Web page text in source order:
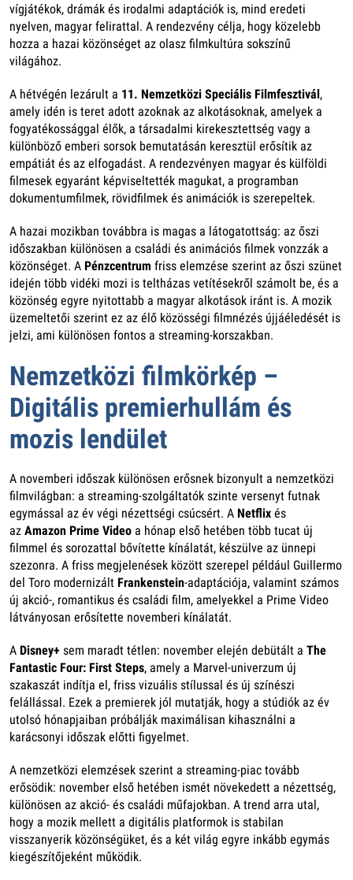
vígjátékok, drámák és irodalmi adaptációk is, mind eredeti
nyelven, magyar felirattal. A rendezvény célja, hogy közelebb
hozza a hazai közönséget az olasz filmkultúra sokszínű
világához.
A hétvégén lezárult a 11. Nemzetközi Speciális Filmfesztivál,
amely idén is teret adott azoknak az alkotásoknak, amelyek a
fogyatékossággal élők, a társadalmi kirekesztettség vagy a
különböző emberi sorsok bemutatásán keresztül erősítik az
empátiát és az elfogadást. A rendezvényen magyar és külföldi
filmesek egyaránt képviseltették magukat, a programban
dokumentumfilmek, rövidfilmek és animációk is szerepeltek.
A hazai mozikban továbbra is magas a látogatottság: az őszi
időszakban különösen a családi és animációs filmek vonzzák a
közönséget. A Pénzcentrum friss elemzése szerint az őszi szünet
idején több vidéki mozi is teltházas vetítésekről számolt be, és a
közönség egyre nyitottabb a magyar alkotások iránt is. A mozik
üzemeltetői szerint ez az élő közösségi filmnézés újjáéledését is
jelzi, ami különösen fontos a streaming-korszakban.
Nemzetközi filmkörkép –
Digitális premierhullám és
mozis lendület
A novemberi időszak különösen erősnek bizonyult a nemzetközi
filmvilágban: a streaming-szolgáltatók szinte versenyt futnak
egymással az év végi nézettségi csúcsért. A Netflix és
az Amazon Prime Video a hónap első hetében több tucat új
filmmel és sorozattal bővítette kínálatát, készülve az ünnepi
szezonra. A friss megjelenések között szerepel például Guillermo
del Toro modernizált Frankenstein-adaptációja, valamint számos
új akció-, romantikus és családi film, amelyekkel a Prime Video
látványosan erősítette novemberi kínálatát.
A Disney+ sem maradt tétlen: november elején debütált a The
Fantastic Four: First Steps, amely a Marvel-univerzum új
szakaszát indítja el, friss vizuális stílussal és új színészi
felállással. Ezek a premierek jól mutatják, hogy a stúdiók az év
utolsó hónapjaiban próbálják maximálisan kihasználni a
karácsonyi időszak előtti figyelmet.
A nemzetközi elemzések szerint a streaming-piac tovább
erősödik: november első hetében ismét növekedett a nézettség,
különösen az akció- és családi műfajokban. A trend arra utal,
hogy a mozik mellett a digitális platformok is stabilan
visszanyerik közönségüket, és a két világ egyre inkább egymás
kiegészítőjeként működik.